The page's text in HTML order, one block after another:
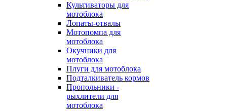
Культиваторы для
мотоблока
Лопаты-отвалы
Мотопомпа для
мотоблока
Окучники для
мотоблока
Плуги для мотоблока
Подталкиватель кормов
Пропольники -
рыхлители для
мотоблока